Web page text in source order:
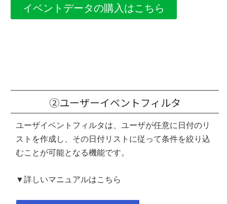
イベントデータの購入はこちら
②ユーザーイベントフィルタ
ユーザイベントフィルタは、ユーザが任意に日付のリ
ストを作成し、その日付リストに従って条件を絞り込
むことが可能となる機能です。
▼詳しいマニュアルはこちら